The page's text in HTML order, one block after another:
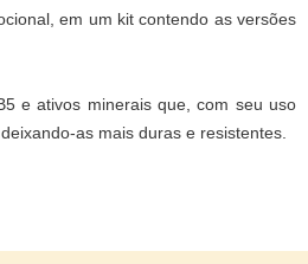
em um kit contendo as versões
e ativos minerais que, com seu uso
as mais duras e resistentes.